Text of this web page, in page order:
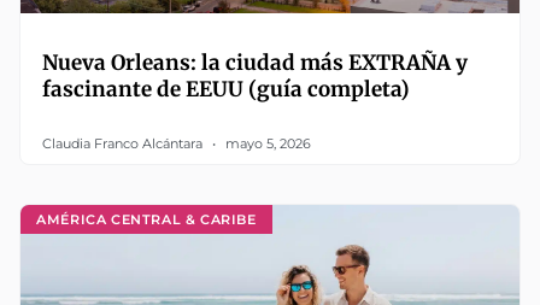
Nueva Orleans: la ciudad más EXTRAÑA y
fascinante de EEUU (guía completa)
Claudia Franco Alcántara mayo 5, 2026
AMÉRICA CENTRAL & CARIBE